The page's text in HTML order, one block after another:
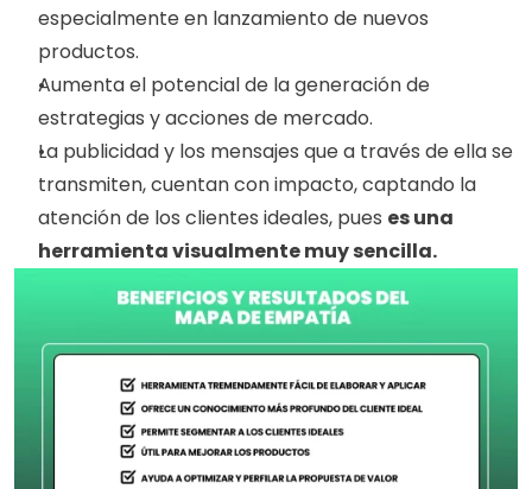
especialmente en lanzamiento de nuevos
productos.
Aumenta el potencial de la generación de
estrategias y acciones de mercado.
La publicidad y los mensajes que a través de ella se
transmiten, cuentan con impacto, captando la
atención de los clientes ideales, pues es una
herramienta visualmente muy sencilla.